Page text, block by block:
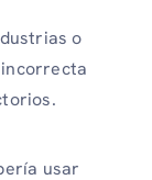
o
usar